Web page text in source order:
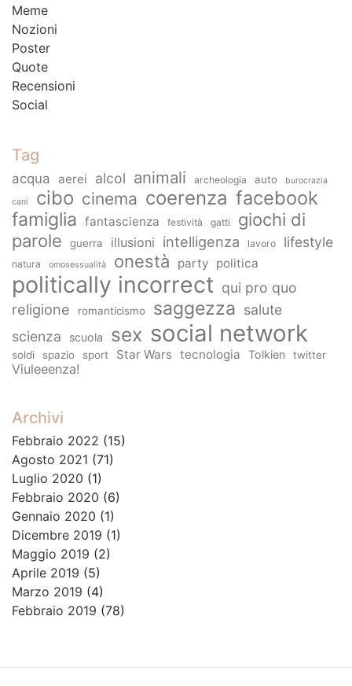
Meme
Nozioni
Poster
Quote
Recensioni
Social
Tag
acqua aerei alcol animali archeologia auto burocrazia
cani cibo cinema coerenza facebook
famiglia fantascienza festività gatti
giochi di
parole
guerra illusioni intelligenza lavoro lifestyle
natura omosessualità onestà party politica
politically incorrect qui pro quo
religione romanticismo saggezza salute
scienza
scuola sex social network
soldi spazio sport Star Wars tecnologia Tolkien twitter
Viuleeenza!
Archivi
Febbraio 2022 (15)
Agosto 2021 (71)
Luglio 2020 (1)
Febbraio 2020 (6)
Gennaio 2020 (1)
Dicembre 2019 (1)
Maggio 2019 (2)
Aprile 2019 (5)
Marzo 2019 (4)
Febbraio 2019 (78)